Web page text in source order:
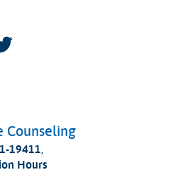
Facebook
Counseling
19411,
Hours